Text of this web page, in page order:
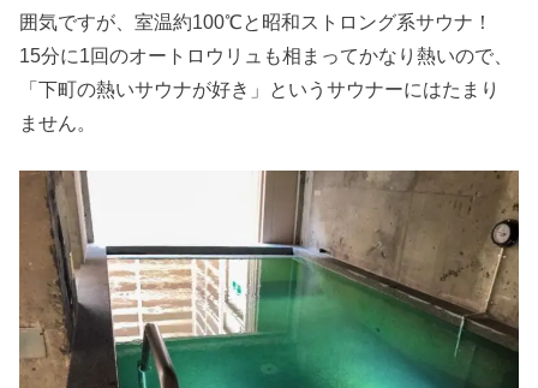
囲気ですが、室温約100℃と昭和ストロング系サウナ！
15分に1回のオートロウリュも相まってかなり熱いので、
「下町の熱いサウナが好き」というサウナーにはたまり
ません。